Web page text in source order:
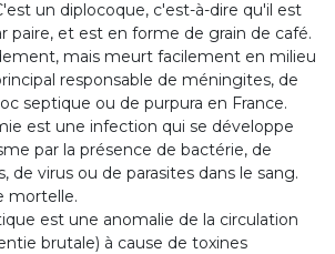
un diplocoque, c'est-à-dire qu'il est
paire, et est en forme de grain de café.
mais meurt facilement en milieu
responsable de méningites, de
septique ou de purpura en France.
est une infection qui se développe
par la présence de bactérie, de
de virus ou de parasites dans le sang.
mortelle.
est une anomalie de la circulation
brutale) à cause de toxines